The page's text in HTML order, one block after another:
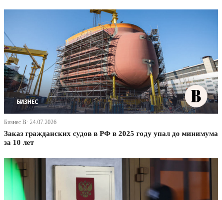
Бизнес В· 24.07.2026
Заказ гражданских судов в РФ в 2025 году упал до минимума
за 10 лет